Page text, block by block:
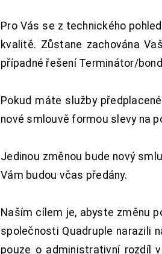
Pro Vás se z technického
kvalitě. Zůstane zachována
případné řešení Terminátor/
Pokud máte služby
nové smlouvě formou slevy na
Jedinou změnou bude nový
Vám budou včas předány.
Naším cílem je, abyste změnu
společnosti Quadruple narazili
pouze o administrativní rozdíl